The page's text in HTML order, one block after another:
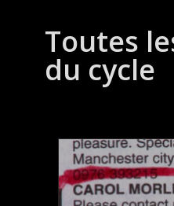
Toutes
du cycle